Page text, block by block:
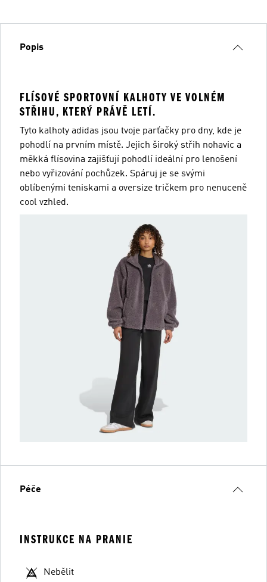
Popis
FLÍSOVÉ SPORTOVNÍ KALHOTY VE VOLNÉM
STŘIHU, KTERÝ PRÁVĚ LETÍ.
Tyto kalhoty adidas jsou tvoje parťačky pro dny, kde je
pohodlí na prvním místě. Jejich široký střih nohavic a
měkká flísovina zajišťují pohodlí ideální pro lenošení
nebo vyřizování pochůzek. Spáruj je se svými
oblíbenými teniskami a oversize tričkem pro nenuceně
cool vzhled.
Péče
INSTRUKCE NA PRANIE
Nebělit